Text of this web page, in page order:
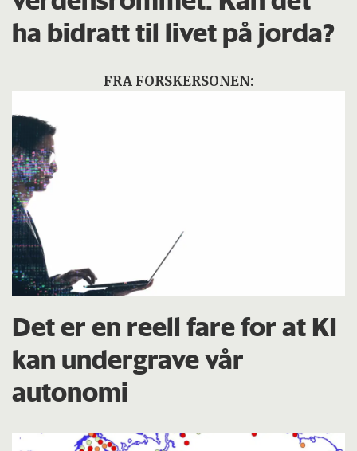
ha bidratt til livet på jorda?
FRA FORSKERSONEN:
Det er en reell fare for at KI
kan undergrave vår
autonomi